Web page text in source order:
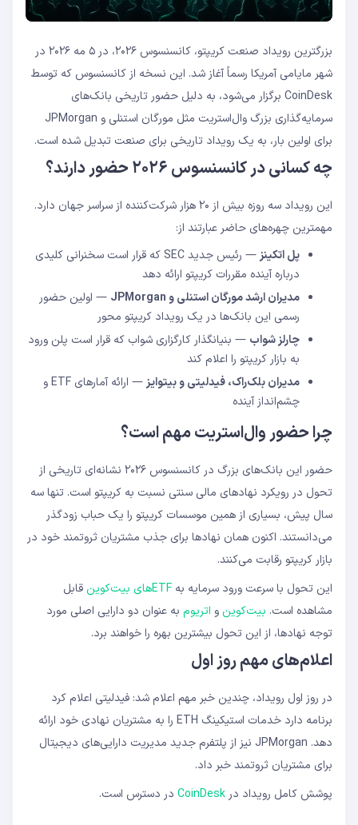
بزرگترین رویداد صنعت کریپتو، کانسنسوس ۲۰۲۶، در ۵ مه ۲۰۲۶ در
شهر مایامی آمریکا رسماً آغاز شد. این نسخه از کانسنسوس که توسط
CoinDesk برگزار می‌شود، به دلیل حضور تاریخی بانک‌های
سرمایه‌گذاری بزرگ وال‌استریت مثل مورگان استنلی و JPMorgan
برای اولین بار، به یک رویداد تاریخی برای صنعت تبدیل شده است.
چه کسانی در کانسنسوس ۲۰۲۶ حضور دارند؟
این رویداد سه روزه بیش از ۲۰ هزار شرکت‌کننده از سراسر جهان دارد.
مهمترین چهره‌های حاضر عبارتند از:
پل اتکینز
— رئیس جدید SEC که قرار است سخنرانی کلیدی
درباره آینده مقررات کریپتو ارائه دهد
مدیران ارشد مورگان استنلی و JPMorgan
— اولین حضور
رسمی این بانک‌ها در یک رویداد کریپتو محور
چارلز شواب — بنیانگذار کارگزاری شواب که قرار است پلن ورود
به بازار کریپتو را اعلام کند
مدیران بلک‌راک، فیدلیتی و بیتوایز
— ارائه آمارهای ETF و
چشم‌انداز آینده
چرا حضور وال‌استریت مهم است؟
حضور این بانک‌های بزرگ در کانسنسوس ۲۰۲۶ نشانه‌ای تاریخی از
تحول در رویکرد نهادهای مالی سنتی نسبت به کریپتو است. تنها سه
سال پیش، بسیاری از همین موسسات کریپتو را یک حباب زودگذر
می‌دانستند. اکنون همان نهادها برای جذب مشتریان ثروتمند خود در
بازار کریپتو رقابت می‌کنند.
این تحول با سرعت ورود سرمایه به ETF‌های بیت‌کوین
قابل
مشاهده است. بیت‌کوین و اتریوم به عنوان دو دارایی اصلی مورد
توجه نهادها، از این تحول بیشترین بهره را خواهند برد.
اعلام‌های مهم روز اول
در روز اول رویداد، چندین خبر مهم اعلام شد: فیدلیتی اعلام کرد
برنامه دارد خدمات استیکینگ ETH را به مشتریان نهادی خود ارائه
دهد. JPMorgan نیز از پلتفرم جدید مدیریت دارایی‌های دیجیتال
برای مشتریان ثروتمند خبر داد.
پوشش کامل رویداد در CoinDesk در دسترس است.